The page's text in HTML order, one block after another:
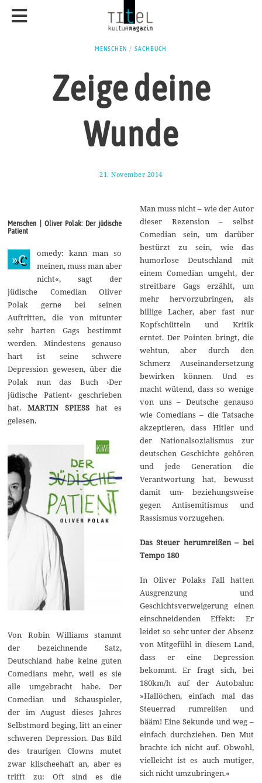
MENSCHEN / SACHBUCH
Zeige deine
Wunde
21. November 2014
e
m
b
e
r
1
Menschen | Oliver Polak: Der jüdische
Patient
»C
omedy: kann man so
meinen, muss man aber
nicht«, sagt der
jüdische Comedian Oliver
Polak gerne bei seinen
Auftritten, die von mitunter
sehr harten Gags bestimmt
werden. Mindestens genauso
hart ist seine schwere
Depression gewesen, über die
Polak nun das Buch ›Der
jüdische Patient‹ geschrieben
hat.MARTIN SPIESS hat es
gelesen.
Von Robin Williams stammt
der bezeichnende Satz,
Deutschland habe keine guten
Comedians mehr, weil es sie
alle umgebracht habe. Der
Comedian und Schauspieler,
der im August dieses Jahres
Selbstmord beging, litt an einer
schweren Depression. Das Bild
des traurigen Clowns mutet
zwar klischeehaft an, aber es
trifft zu: Oft sind es die
Man muss nicht – wie der Autor
dieser Rezension – selbst
Comedian sein, um darüber
bestürzt zu sein, wie das
humorlose Deutschland mit
einem Comedian umgeht, der
streitbare Gags erzählt, um
mehr hervorzubringen, als
billige Lacher, aber fast nur
Kopfschütteln und Kritik
erntet. Der Pointen bringt, die
wehtun, aber durch den
Schmerz Auseinandersetzung
bewirken können. Und es
macht wütend, dass so wenige
von uns – Deutsche genauso
wie Comedians – die Tatsache
akzeptieren, dass Hitler und
der Nationalsozialismus zur
deutschen Geschichte gehören
und jede Generation die
Verantwortung hat, bewusst
damit um- beziehungsweise
gegen Antisemitismus und
Rassismus vorzugehen.
Das Steuer herumreißen – bei
Tempo 180
In Oliver Polaks Fall hatten
Ausgrenzung und
Geschichtsverweigerung einen
einschneidenden Effekt: Er
leidet so sehr unter der Absenz
von Mitgefühl in diesem Land,
dass er eine Depression
bekommt. Er fragt sich, bei
180km/h auf der Autobahn:
»Hallöchen, einfach mal das
Steuerrad rumreißen und
bääm! Eine Sekunde und weg –
einfach durchziehen. Den Mut
brachte ich nicht auf. Obwohl,
vielleicht ist es auch mutiger,
sich nicht umzubringen.«